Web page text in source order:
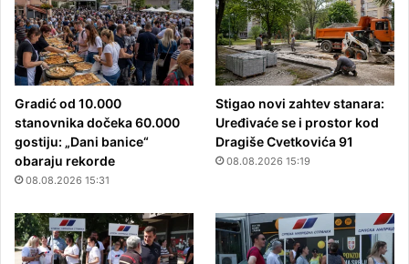
Gradić od 10.000
stanovnika dočeka 60.000
gostiju: „Dani banice“
obaraju rekorde
08.08.2026 15:31
Stigao novi zahtev stanara:
Uređivaće se i prostor kod
Dragiše Cvetkovića 91
08.08.2026 15:19